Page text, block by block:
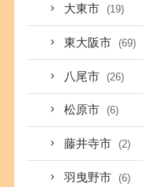
大東市 (19)
東大阪市 (69)
八尾市 (26)
松原市 (6)
藤井寺市 (2)
羽曳野市 (6)